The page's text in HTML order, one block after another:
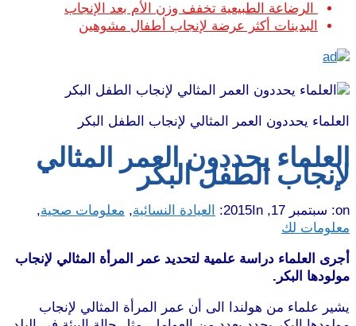
الرضاعة الطبيعية تخفف وزن الأم بعد الإنجاب
البدينات أكثر عرضة لإنجاب أطفال مشوهين
العلماء يحددون العمر المثالي لإنجاب الطفل البكر
العلماء يحددون العمر المثالي
لإنجاب الطفل البكر
on: سبتمبر 17, 2015 In: العيادة النسائية, معلومات صحية,
معلومات لك
أجرى العلماء دراسة علمية لتحديد عمر المرأة المثالي لإنجاب
مولودها البكر.
يشير علماء من هولندا الى أن عمر المرأة المثالي لإنجاب